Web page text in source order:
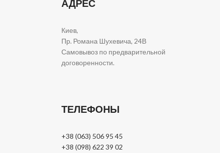
АДРЕС
Киев,
Пр. Романа Шухевича, 24В
Самовывоз по предварительной
договоренности.
ТЕЛЕФОНЫ
+38 (063) 506 95 45
+38 (098) 622 39 02